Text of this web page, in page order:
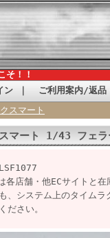
そ！！
ン ご利用案内/返品
スマート
スマート 1/43 フェ
各店舗・他ECサイトと
、システム上のタイムラ
ださい。